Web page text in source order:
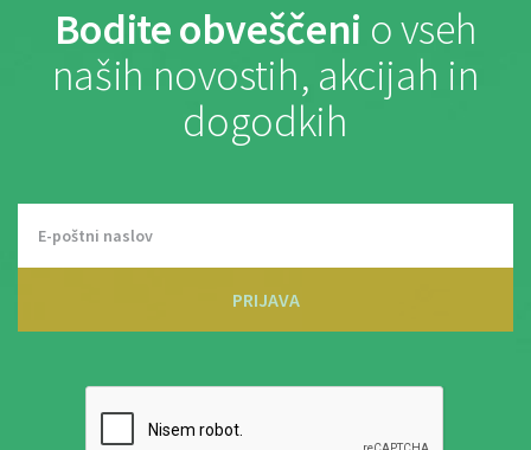
Bodite obveščeni o vseh
naših novostih, akcijah in
dogodkih
PRIJAVA